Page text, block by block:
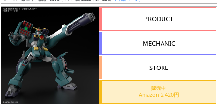
売
む
前
PRODUCT
MECHANIC
STORE
販売中
Amazon 2,420円